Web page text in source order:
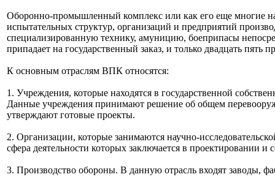
Оборонно-промышленный комплекс или как его еще многие
испытательных структур, организаций и предприятий
специализированную технику, амуницию, боеприпасы
припадает на государственный заказ, и только двадцать пять
К основным отраслям ВПК относятся:
1. Учреждения, которые находятся в государственной
Данные учреждения принимают решение об общем
утверждают готовые проекты.
2. Организации, которые занимаются научно-
сфера деятельности которых заключается в проектировании
3. Производство обороны. В данную отрасль входят заводы,